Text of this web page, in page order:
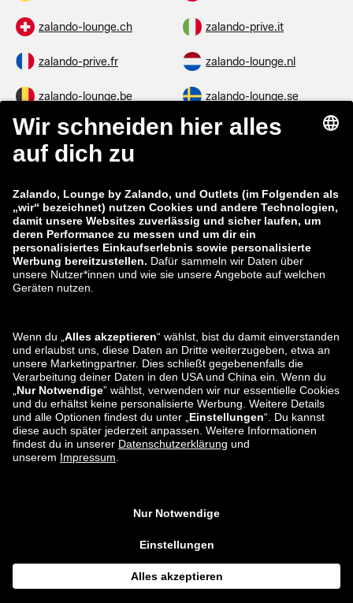
zalando-lounge.ch zalando-prive.it
zalando-prive.fr zalando-lounge.nl
zalando-lounge.be zalando-lounge.se
zalando-lounge.fi zalando-lounge.dk
zalando-lounge.co.uk
zalando-prive.es zalando-lounge.cz
zalando-lounge.lt zalando-lounge.sk
zalando-lounge.ro zalando-lounge.hr
zalando-lounge.lu zalando-lounge.ee
zalando-lounge.lv zalando-lounge.no
Du findest uns
auch bei
unverbindlichen Preisempfehlung